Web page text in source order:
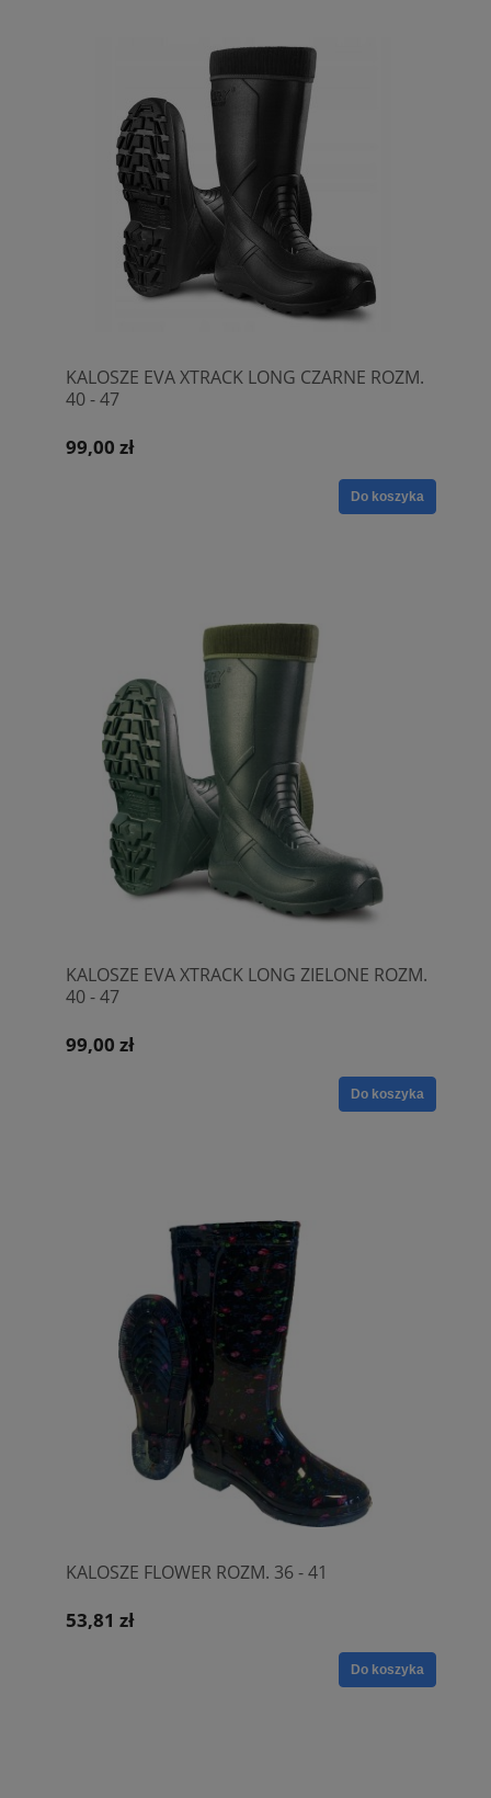
KALOSZE EVA XTRACK LONG CZARNE ROZM.
40 - 47
99,00 zł
Do koszyka
KALOSZE EVA XTRACK LONG ZIELONE ROZM.
40 - 47
99,00 zł
Do koszyka
KALOSZE FLOWER ROZM. 36 - 41
53,81 zł
Do koszyka